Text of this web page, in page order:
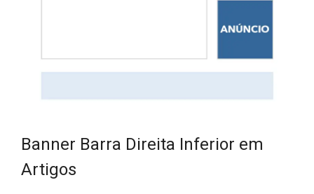
Banner Barra Direita Inferior em
Artigos